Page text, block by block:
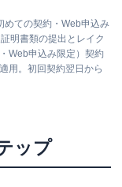
めての契約・Web申込み
明書類の提出とレイク
Web申込み限定）契約
用。初回契約翌日から
ップ